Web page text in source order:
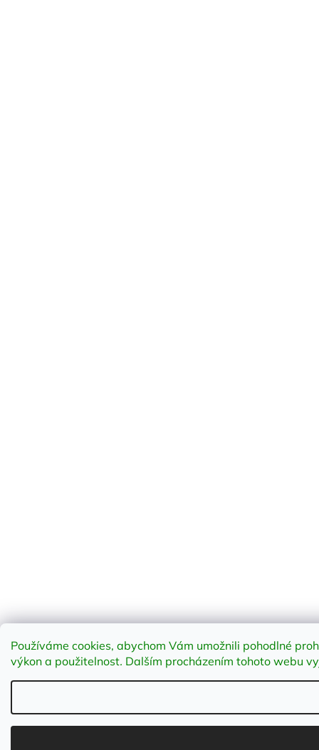
Používáme cookies, abychom Vám umožnili pohodlné
výkon a použitelnost. Dalším procházením tohoto webu